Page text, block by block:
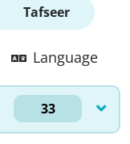
Tafseer
Language
33